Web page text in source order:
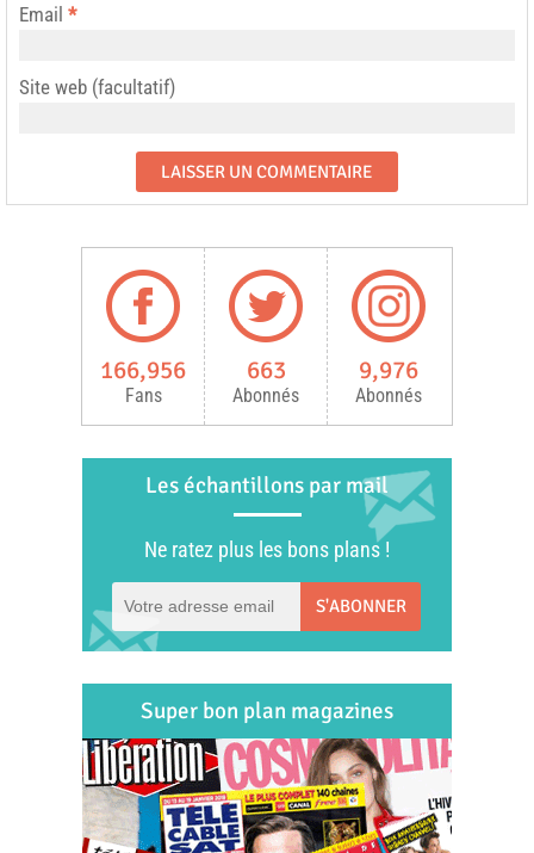
Email *
Site web (facultatif)
166,956
Fans
663
Abonnés
9,976
Abonnés
Les échantillons par mail
Ne ratez plus les bons plans !
S'ABONNER
Super bon plan magazines